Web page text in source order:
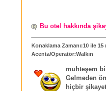
Bu otel hakkında
Konaklama Zamanı:10 ile 15
Acenta/Operatör:Walkın
muhteşem
Gelmeden
hiçbir